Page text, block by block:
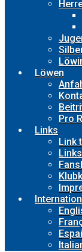
Löwen
Pro
Links
Link